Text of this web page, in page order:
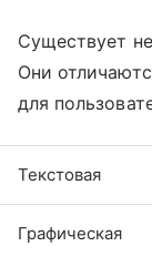
Существует
Они
для
Текстовая
Графическая